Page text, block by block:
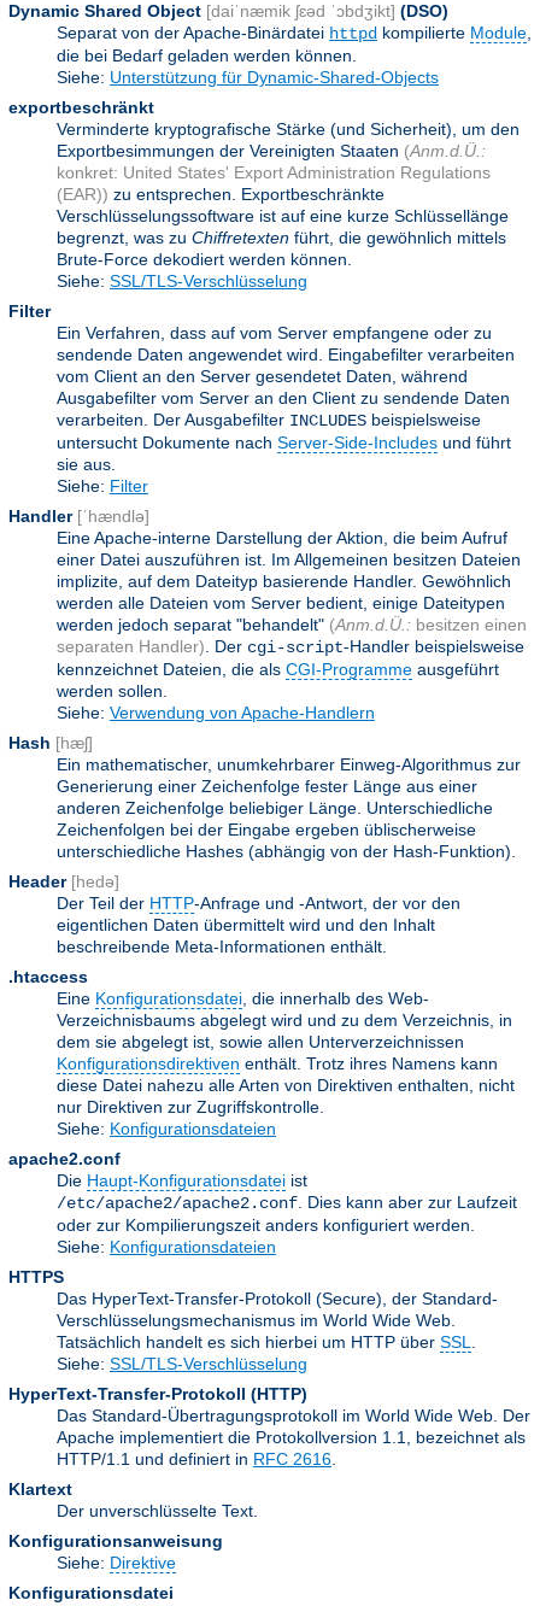
Dynamic Shared Object [daiˈnæmik ʃɛəd ˈɔbdʒikt] (DSO)
Separat von der Apache-Binärdatei httpd kompilierte Module
die bei Bedarf geladen werden können.
Siehe: Unterstützung für Dynamic-Shared-Objects
exportbeschränkt
Verminderte kryptografische Stärke (und Sicherheit), um den
Exportbesimmungen der Vereinigten Staaten (Anm.d.Ü.:
konkret: United States' Export Administration Regulations
(EAR)) zu entsprechen. Exportbeschränkte
Verschlüsselungssoftware ist auf eine kurze Schlüssellänge
begrenzt, was zu Chiffretexten führt, die gewöhnlich mittels
Brute-Force dekodiert werden können.
Siehe: SSL/TLS-Verschlüsselung
Filter
Ein Verfahren, dass auf vom Server empfangene oder zu
sendende Daten angewendet wird. Eingabefilter verarbeiten
vom Client an den Server gesendetet Daten, während
Ausgabefilter vom Server an den Client zu sendende Daten
verarbeiten. Der Ausgabefilter INCLUDES beispielsweise
untersucht Dokumente nach Server-Side-Includes und führt
sie aus.
Siehe: Filter
Handler [ˈhændlə]
Eine Apache-interne Darstellung der Aktion, die beim Aufruf
einer Datei auszuführen ist. Im Allgemeinen besitzen Dateien
implizite, auf dem Dateityp basierende Handler. Gewöhnlich
werden alle Dateien vom Server bedient, einige Dateitypen
werden jedoch separat "behandelt" (Anm.d.Ü.: besitzen einen
separaten Handler) . Der cgi-script-Handler beispielsweise
kennzeichnet Dateien, die als CGI-Programme ausgeführt
werden sollen.
Siehe: Verwendung von Apache-Handlern
Hash [hæʃ]
Ein mathematischer, unumkehrbarer Einweg-Algorithmus zur
Generierung einer Zeichenfolge fester Länge aus einer
anderen Zeichenfolge beliebiger Länge. Unterschiedliche
Zeichenfolgen bei der Eingabe ergeben üblischerweise
unterschiedliche Hashes (abhängig von der Hash-Funktion).
Header [hedə]
Der Teil der HTTP-Anfrage und -Antwort, der vor den
eigentlichen Daten übermittelt wird und den Inhalt
beschreibende Meta-Informationen enthält.
.htaccess
Eine Konfigurationsdatei , die innerhalb des Web-
Verzeichnisbaums abgelegt wird und zu dem Verzeichnis, in
dem sie abgelegt ist, sowie allen Unterverzeichnissen
Konfigurationsdirektiven enthält. Trotz ihres Namens kann
diese Datei nahezu alle Arten von Direktiven enthalten, nicht
nur Direktiven zur Zugriffskontrolle.
Siehe: Konfigurationsdateien
apache2.conf
Die Haupt-Konfigurationsdatei ist
/etc/apache2/apache2.conf . Dies kann aber zur Laufzeit
oder zur Kompilierungszeit anders konfiguriert werden.
Siehe: Konfigurationsdateien
HTTPS
Das HyperText-Transfer-Protokoll (Secure), der Standard-
Verschlüsselungsmechanismus im World Wide Web.
Tatsächlich handelt es sich hierbei um HTTP über SSL
Siehe: SSL/TLS-Verschlüsselung
HyperText-Transfer-Protokoll (HTTP)
Das Standard-Übertragungsprotokoll im World Wide Web. Der
Apache implementiert die Protokollversion 1.1, bezeichnet als
HTTP/1.1 und definiert in RFC 2616
Klartext
Der unverschlüsselte Text.
Konfigurationsanweisung
Siehe: Direktive
Konfigurationsdatei